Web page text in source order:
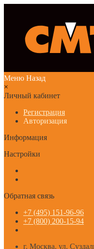
Меню Назад
×
Личный кабинет
Регистрация
Авторизация
Информация
Настройки
Обратная связь
+7 (495) 151-96-96
+7 (800) 200-15-94
г. Москва. ул.